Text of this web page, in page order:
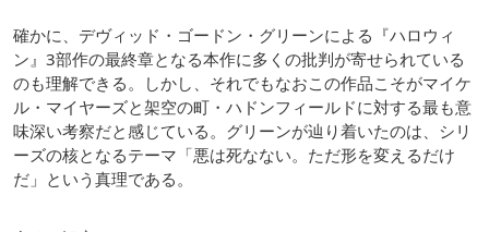
確かに、デヴィッド・ゴードン・グリーンによる『ハロウィ
ン』3部作の最終章となる本作に多くの批判が寄せられている
のも理解できる。しかし、それでもなおこの作品こそがマイケ
ル・マイヤーズと架空の町・ハドンフィールドに対する最も意
味深い考察だと感じている。グリーンが辿り着いたのは、シリ
ーズの核となるテーマ「悪は死なない。ただ形を変えるだけ
だ」という真理である。